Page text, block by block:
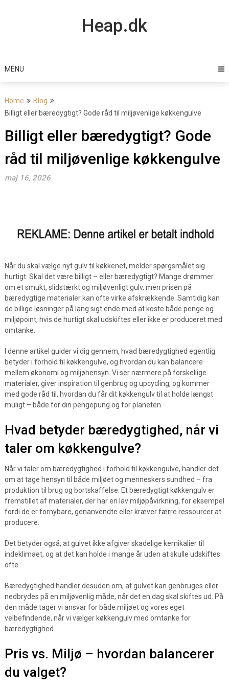
Heap.dk
MENU
Home
Blog
Billigt eller bæredygtigt? Gode råd til miljøvenlige køkkengulve
Billigt eller bæredygtigt? Gode
råd til miljøvenlige køkkengulve
maj 16, 2026
Når du skal vælge nyt gulv til køkkenet, melder spørgsmålet sig
hurtigt: Skal det være billigt – eller bæredygtigt? Mange drømmer
om et smukt, slidstærkt og miljøvenligt gulv, men prisen på
bæredygtige materialer kan ofte virke afskrækkende. Samtidig kan
de billige løsninger på lang sigt ende med at koste både penge og
miljøpoint, hvis de hurtigt skal udskiftes eller ikke er produceret med
omtanke.
I denne artikel guider vi dig gennem, hvad bæredygtighed egentlig
betyder i forhold til køkkengulve, og hvordan du kan balancere
mellem økonomi og miljøhensyn. Vi ser nærmere på forskellige
materialer, giver inspiration til genbrug og upcycling, og kommer
med gode råd til, hvordan du får dit køkkengulv til at holde længst
muligt – både for din pengepung og for planeten.
Hvad betyder bæredygtighed, når vi
taler om køkkengulve?
Når vi taler om bæredygtighed i forhold til køkkengulve, handler det
om at tage hensyn til både miljøet og menneskers sundhed – fra
produktion til brug og bortskaffelse. Et bæredygtigt køkkengulv er
fremstillet af materialer, der har en lav miljøpåvirkning, for eksempel
fordi de er fornybare, genanvendte eller kræver færre ressourcer at
producere.
Det betyder også, at gulvet ikke afgiver skadelige kemikalier til
indeklimaet, og at det kan holde i mange år uden at skulle udskiftes
ofte.
Bæredygtighed handler desuden om, at gulvet kan genbruges eller
nedbrydes på en miljøvenlig måde, når det en dag skal skiftes ud. På
den måde tager vi ansvar for både miljøet og vores eget
velbefindende, når vi vælger køkkengulv med omtanke for
bæredygtighed.
Pris vs. Miljø – hvordan balancerer
du valget?